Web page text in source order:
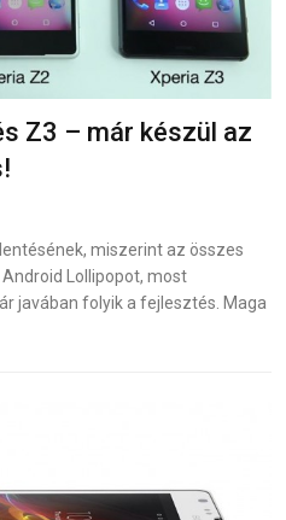
Z3 – már készül az
miszerint az összes
Lollipopot, most
javában folyik a fejlesztés. Maga